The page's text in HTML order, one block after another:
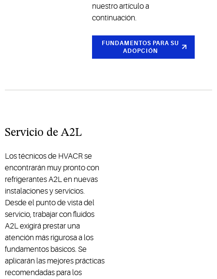
nuestro artículo a
continuación.
FUNDAMENTOS PARA SU
ADOPCIÓN
Servicio de A2L
Los técnicos de HVACR se
encontrarán muy pronto con
refrigerantes A2L en nuevas
instalaciones y servicios.
Desde el punto de vista del
servicio, trabajar con fluidos
A2L exigirá prestar una
atención más rigurosa a los
fundamentos básicos. Se
aplicarán las mejores prácticas
recomendadas para los